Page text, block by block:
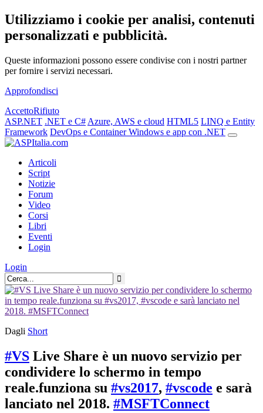
Utilizziamo i cookie per analisi, contenuti
personalizzati e pubblicità.
Queste informazioni possono essere condivise con i nostri partner
per fornire i servizi necessari.
Approfondisci
AccettoRifiuto
ASP.NET .NET e C# Azure, AWS e cloud HTML5 LINQ e Entity
Framework DevOps e ContainerWindows e app con .NET
Articoli
Script
Notizie
Forum
Video
Corsi
Libri
Eventi
Login
Login
Dagli Short
#VS Live Share è un nuovo servizio per
condividere lo schermo in tempo
reale.funziona su #vs2017, #vscode e sarà
lanciato nel 2018. #MSFTConnect